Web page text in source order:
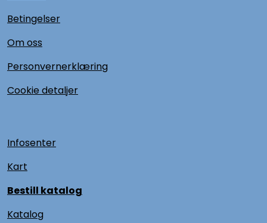
Betingelser
Om oss
Personvernerklæring
Cookie detaljer
Infosenter
Kart
Bestill katalog
Katalog